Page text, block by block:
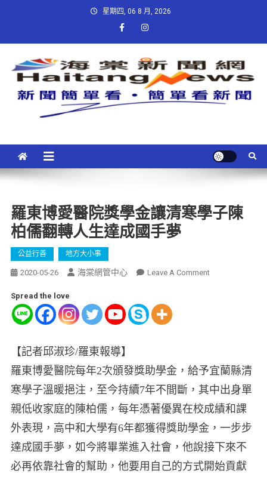
星期四, 06 8 月, 2026
羅東博愛醫院獎學金讓清寒學子陳
柏儒翻轉人生達成國手夢
公益行善 地方大小事
2020-05-26 海棠網管中心 Leave A Comment
Spread the love
【記者邱淑珍/羅東報導】
羅東博愛醫院每年2次頒發獎助學金，給予宜蘭縣清
寒學子溫暖挹注，至今持續7年不間斷，其中出身單
親低收家庭的陳柏儒，每年憑著優異在校成績和課
外表現，高中和大學有6年都獲得獎助學金，一步步
達成國手夢，如今將畢業進入社會，他說接下來不
必再依靠社會的幫助，他要用自己的方式開始貢獻